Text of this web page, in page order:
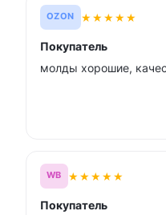
OZON ★★★★★
Покупатель
молды хорошие,
WB ★★★★★
Покупатель